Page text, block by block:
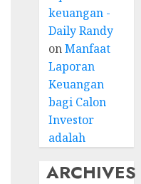
keuangan -
Daily Randy
onManfaat
Laporan
Keuangan
bagi Calon
Investor
adalah
ARCHIVES